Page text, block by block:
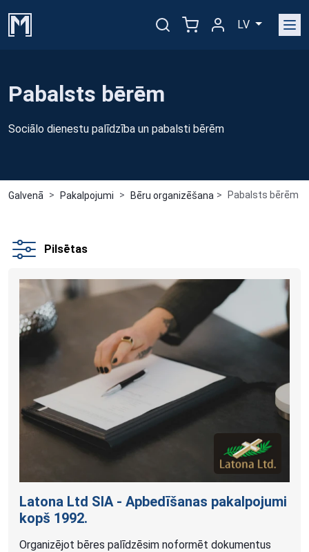
LV
Pabalsts bērēm
Sociālo dienestu palīdzība un pabalsti bērēm
Galvenā Pakalpojumi Bēru organizēšana Pabalsts bērēm 1
Pilsētas
Latona Ltd SIA - Apbedīšanas pakalpojumi
kopš 1992.
Organizējot bēres palīdzēsim noformēt dokumentus